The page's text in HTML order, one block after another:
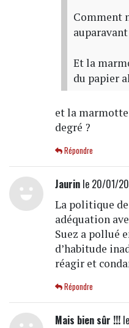
Comment
auparavant
Et la
du papier
et la
degré ?
Répondre
Jaurinle 20/01/
La politique
adéquation
Suez a pollué
d’habitude
réagir et
Répondre
Mais bien sûr !!!